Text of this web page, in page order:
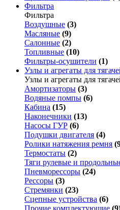
Фильтра
Фильтра
Воздушные (3)
Масляные (9)
Салонные (2)
Топливные (10)
Фильтры-осушители (1)
Узлы и агрегаты для
Узлы и агрегаты для
Амортизаторы (3)
Водяные помпы (6)
Кабина (15)
Наконечники (13)
Насосы ГУР (6)
Подушки двигателя (4)
Ролики натяжения ремня
Термостаты (2)
Тяги рулевые и
Пневморессоры (24)
Рессоры (3)
Стремянки (23)
Сцепные устройства (6)
Прочие комплектующие